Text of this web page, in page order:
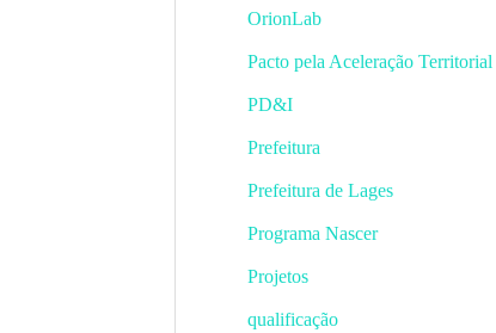
OrionLab
Pacto pela Aceleração Territorial
PD&I
Prefeitura
Prefeitura de Lages
Programa Nascer
Projetos
qualificação